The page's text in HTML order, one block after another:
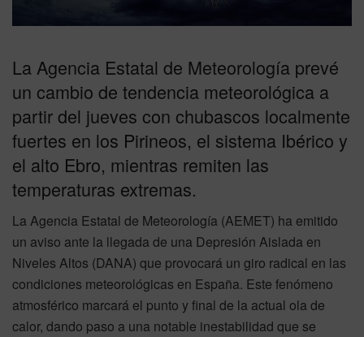
La Agencia Estatal de Meteorología prevé
un cambio de tendencia meteorológica a
partir del jueves con chubascos localmente
fuertes en los Pirineos, el sistema Ibérico y
el alto Ebro, mientras remiten las
temperaturas extremas.
La Agencia Estatal de Meteorología (AEMET) ha emitido
un aviso ante la llegada de una Depresión Aislada en
Niveles Altos (DANA) que provocará un giro radical en las
condiciones meteorológicas en España. Este fenómeno
atmosférico marcará el punto y final de la actual ola de
calor, dando paso a una notable inestabilidad que se